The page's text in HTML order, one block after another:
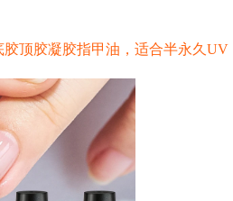
胶顶胶凝胶指甲油，适合半永久UV